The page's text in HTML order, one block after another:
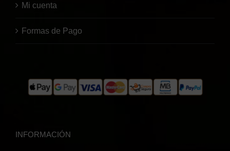
Mi cuenta
Formas de Pago
INFORMACIÓN